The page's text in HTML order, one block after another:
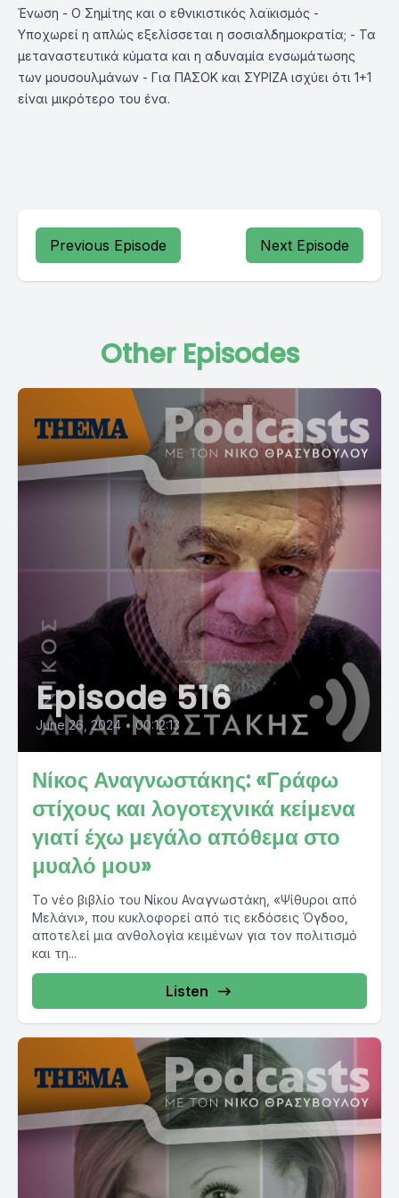
Ένωση - Ο Σημίτης και ο εθνικιστικός λαϊκισμός -
Υποχωρεί η απλώς εξελίσσεται η σοσιαλδημοκρατία; - Τα
μεταναστευτικά κύματα και η αδυναμία ενσωμάτωσης
των μουσουλμάνων - Για ΠΑΣΟΚ και ΣΥΡΙΖΑ ισχύει ότι 1+1
είναι μικρότερο του ένα.
Previous Episode Next Episode
Other Episodes
Episode 516
June 26, 2024 • 00:12:13
Νίκος Αναγνωστάκης: «Γράφω
στίχους και λογοτεχνικά κείμενα
γιατί έχω μεγάλο απόθεμα στο
μυαλό μου»
Το νέο βιβλίο του Νίκου Αναγνωστάκη, «Ψίθυροι από
Μελάνι», που κυκλοφορεί από τις εκδόσεις Όγδοο,
αποτελεί μια ανθολογία κειμένων για τον πολιτισμό
και τη...
Listen